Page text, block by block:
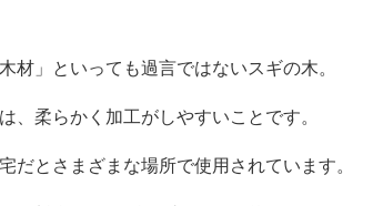
材」といっても過言ではないスギの木。
、柔らかく加工がしやすいことです。
だとさまざまな場所で使用されています。